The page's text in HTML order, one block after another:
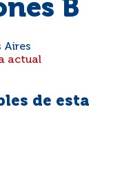
B
Aires
actual
de esta